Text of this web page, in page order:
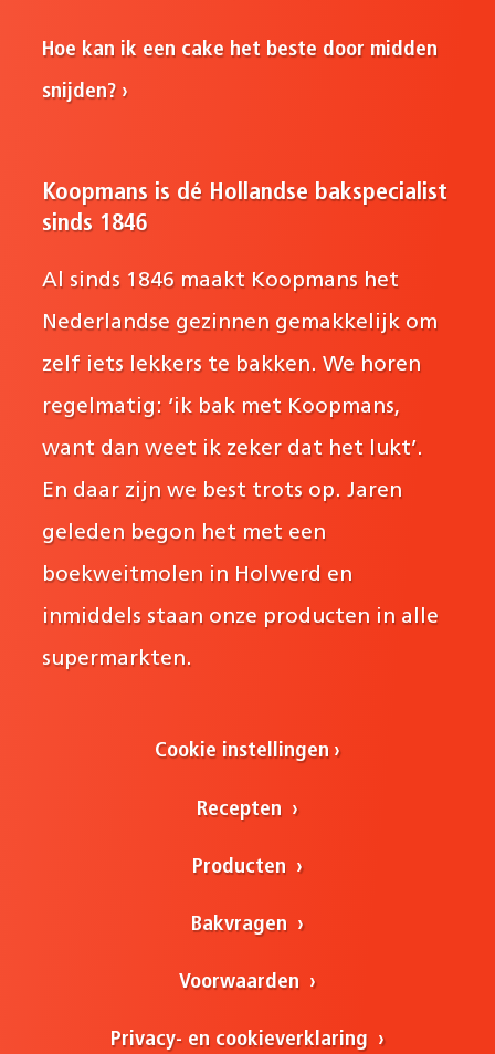
Hoe kan ik een cake het beste door midden
snijden?
Koopmans is dé Hollandse bakspecialist
sinds 1846
Al sinds 1846 maakt Koopmans het
Nederlandse gezinnen gemakkelijk om
zelf iets lekkers te bakken. We horen
regelmatig: ‘ik bak met Koopmans,
want dan weet ik zeker dat het lukt’.
En daar zijn we best trots op. Jaren
geleden begon het met een
boekweitmolen in Holwerd en
inmiddels staan onze producten in alle
supermarkten.
Cookie instellingen
Recepten
Producten
Bakvragen
Voorwaarden
Privacy- en cookieverklaring